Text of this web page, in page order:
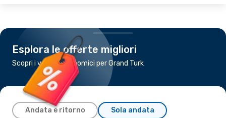
Esplora le offerte migliori
Scopri i voli più economici per Grand Turk
Andata e ritorno Sola andata